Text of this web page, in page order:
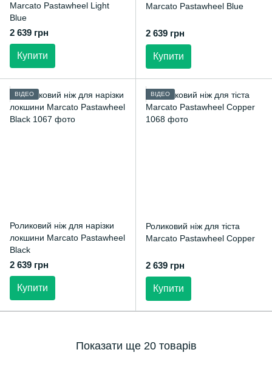
Marcato Pastawheel Light
Blue
2 639 грн
Купити
Marcato Pastawheel Blue
2 639 грн
Купити
ВІДЕО
Роликовий ніж для нарізки
локшини Marcato Pastawheel
Black
2 639 грн
Купити
ВІДЕО
Роликовий ніж для тіста
Marcato Pastawheel Copper
2 639 грн
Купити
Показати ще 20 товарів